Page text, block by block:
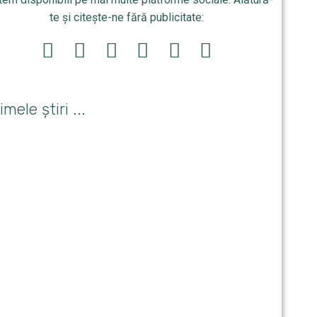
te și citește-ne fără publicitate:
știri ...